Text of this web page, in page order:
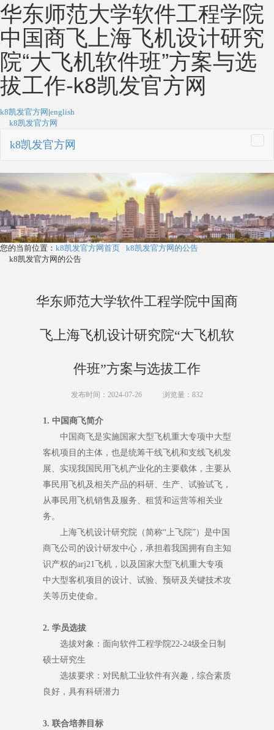
华东师范大学软件工程学院
中国商飞上海飞机设计研究
院“大飞机软件班”方案与选
拔工作-k8凯发官方网
k8凯发官方网 |english
k8凯发官方网
k8凯发官方网
您的当前位置： k8凯发官方网首页
k8凯发官方网的公告
k8凯发官方网的公告
华东师范大学软件工程学院中国商
飞上海飞机设计研究院“大飞机软
件班”方案与选拔工作
发布时间：2024-07-26 浏览量： 832
1. 中国商飞简介
中国商飞是实施国家大型飞机重大专项中大型
客机项目的主体，也是统筹干线飞机和支线飞机发
展、实现我国民用飞机产业化的主要载体，主要从
事民用飞机及相关产品的科研、生产、试验试飞，
从事民用飞机销售及服务、租赁和运营等相关业
务。
上海飞机设计研究院（简称“上飞院”）是中国
商飞公司的设计研发中心，承担着我国拥有自主知
识产权的arj21飞机，以及国家大型飞机重大专项
中大型客机项目的设计、试验、预研及关键技术攻
关等历史使命。
2. 学员选拔
选拔对象：面向软件工程学院22-24级全日制
硕士研究生
选拔要求：对民航工业软件有兴趣，综合素质
良好，具有科研潜力
3. 联合培养目标